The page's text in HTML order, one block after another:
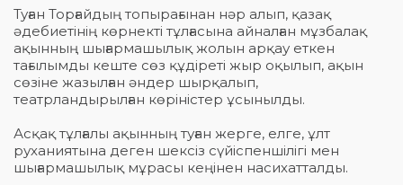
Туған Торғайдың топырағынан нәр алып, қазақ
әдебиетінің көрнекті тұлғасына айналған мұзбалақ
ақынның шығармашылық жолын арқау еткен
тағылымды кеште сөз құдіреті жыр оқылып, ақын
сөзіне жазылған әндер шырқалып,
театрландырылған көріністер ұсынылды.
Асқақ тұлғалы ақынның туған жерге, елге, ұлт
руханиятына деген шексіз сүйіспеншілігі мен
шығармашылық мұрасы кеңінен насихатталды.